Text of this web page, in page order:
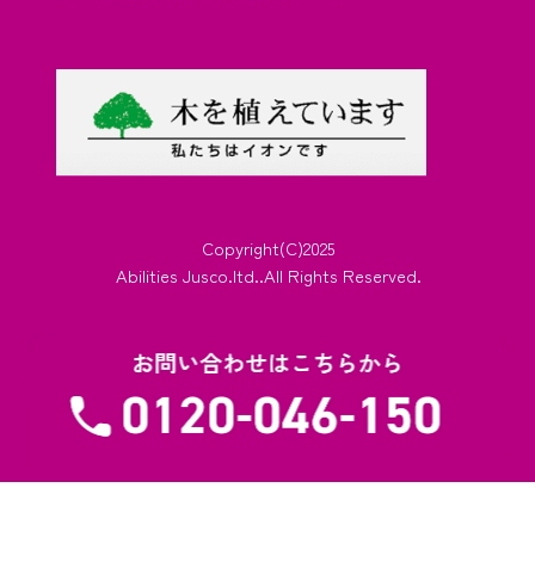
Copyright(C)2025
Abilities Jusco.ltd..All Rights Reserved.